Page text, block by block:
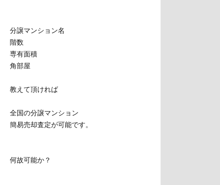
分譲マンション名
階数
専有面積
角部屋
教えて頂ければ
全国の分譲マンション
簡易売却査定が可能です。
何故可能か？